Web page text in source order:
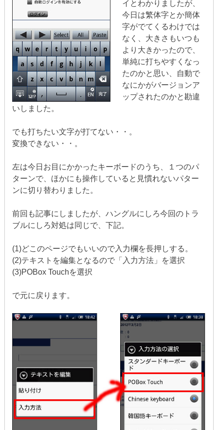
イとわかりましたが、
今日は繁体字とか簡体
字がでてくるわけでは
なく、大きさもいつも
より大きかったので、
単純に打ちやすくなっ
たのかと思い、自動で
なにかがバージョンア
ップされたのかと勘違
いしました。
でも打ちたい文字が打てない・・。
変換できない・・。
左は今日お目にかかったキーボードのうち、１つのパ
ターンで、ほかにも操作していると見慣れないパター
ンに切り替わりました。
前回も記事にしましたが、ハングルにしろ今回のトラ
ブルにしろ対処は同じで、下記。
(1)どこのページでもいいので入力欄を長押しする。
(2)テキストを編集となるので「入力方法」を選択
(3)POBox Touchを選択
で元に戻ります。